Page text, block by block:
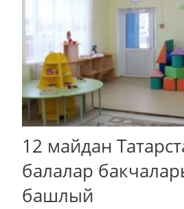
12 майдан
балалар
башлый